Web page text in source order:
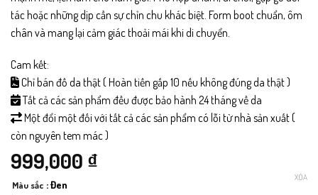
tác hoặc những dịp cần sự chỉn chu khác biệt. Form boot chuẩn, ôm
chân và mang lại cảm giác thoải mái khi di chuyển.
Cam kết:
Chỉ bán đồ da thật ( Hoàn tiền gấp 10 nếu không đúng da thật )
Tất cả các sản phẩm đều được bảo hành 24 tháng về da
Một đổi một đối với tất cả các sản phẩm có lỗi từ nhà sản xuất (
còn nguyên tem mác )
999,000 ₫
Màu sắc : Đen
XÓA